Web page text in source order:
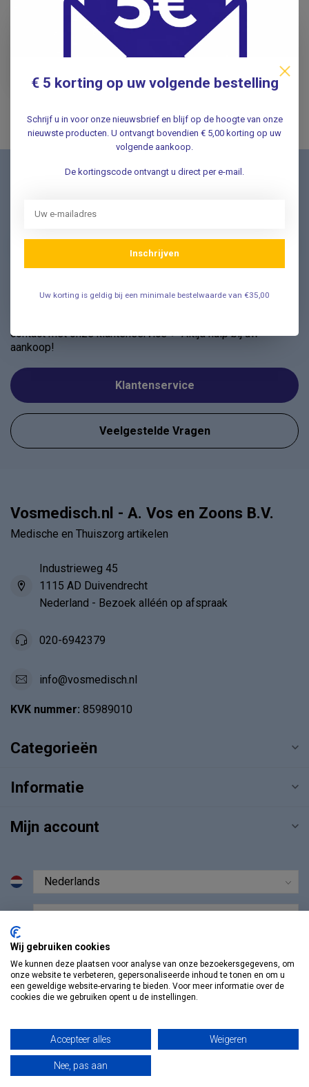
Incl. btw
Op voorraad
Vragen? Wij helpen graag!
contact met onze klantenservice ✔ Altijd hulp bij uw
aankoop!
Klantenservice
Veelgestelde Vragen
Nieuwsbrief
nieuwe aanbiedingen Meld u nu aan ➡️
Vosmedisch.nl - A. Vos en Zoons B.V.
Medische en Thuiszorg artikelen
Industrieweg 45
1115 AD Duivendrecht
Nederland - Bezoek alléén op afspraak
020-6942379
info@vosmedisch.nl
KVK nummer: 85989010
Categorieën
Informatie
Mijn account
© Copyright 2026 Vosmedisch.nl - A. Vos en Zoons B.V.
€ 5 korting op uw volgende bestelling
Schrijf u in voor onze nieuwsbrief en blijf op de hoogte van onze
nieuwste producten. U ontvangt bovendien € 5,00 korting op uw
volgende aankoop.
De kortingscode ontvangt u direct per e-mail.
Inschrijven
Uw korting is geldig bij een minimale bestelwaarde van €35,00
Wij gebruiken cookies
We kunnen deze plaatsen voor analyse van onze bezoekersgegevens, om
onze website te verbeteren, gepersonaliseerde inhoud te tonen en om u
een geweldige website-ervaring te bieden. Voor meer informatie over de
cookies die we gebruiken opent u de instellingen.
Accepteer alles Weigeren
Nee, pas aan